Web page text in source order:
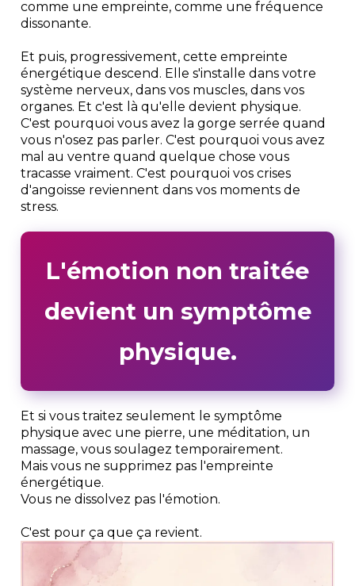
comme une empreinte, comme une fréquence
dissonante.
Et puis, progressivement, cette empreinte
énergétique descend. Elle s'installe dans votre
système nerveux, dans vos muscles, dans vos
organes. Et c'est là qu'elle devient physique.
C'est pourquoi vous avez la gorge serrée quand
vous n'osez pas parler. C'est pourquoi vous avez
mal au ventre quand quelque chose vous
tracasse vraiment. C'est pourquoi vos crises
d'angoisse reviennent dans vos moments de
stress.
L'émotion non traitée
devient un symptôme
physique.
Et si vous traitez seulement le symptôme
physique avec une pierre, une méditation, un
massage, vous soulagez temporairement.
Mais vous ne supprimez pas l'empreinte
énergétique.
Vous ne dissolvez pas l'émotion.
C'est pour ça que ça revient.